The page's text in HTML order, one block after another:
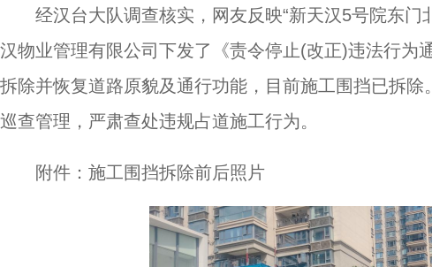
经汉台大队调查核实，网友反映“新天汉5号院东
汉物业管理有限公司下发了《责令停止(改正)违法行为
拆除并恢复道路原貌及通行功能，目前施工围挡已拆
巡查管理，严肃查处违规占道施工行为。
附件：施工围挡拆除前后照片